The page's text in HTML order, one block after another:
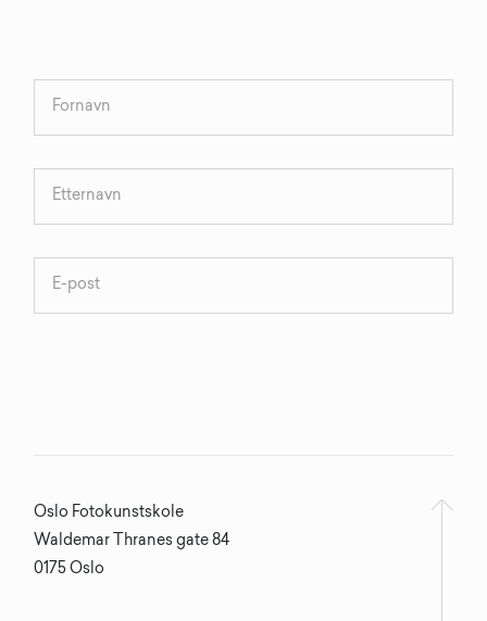
Oslo Fotokunstskole
Waldemar Thranes gate 84
0175 Oslo